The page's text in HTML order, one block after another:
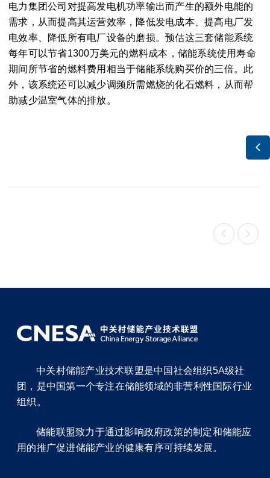

电力集团公司对提高发电机功率输出而产生的额外电能的
需求，从而提高其运营效率，降低发电成本、提高电厂发
电效率、降低所有电厂设备的磨损。预估这三套储能系统
每年可以节省1300万美元的燃料成本，储能系统使用寿命
期间所节省的燃料费用相当于储能系统购买价的三倍。此
外，该系统还可以减少调频所需燃烧的化石燃料，从而帮
助减少温室气体的排放。
 
中关村储能产业技术联盟是中国社会组织5A级社
团，是中国第一个专注在储能领域的非营利性国际行业
组织。
储能联盟致力于通过影响政府政策的制定和储能应
用的推广促进储能产业的健康有序可持续发展。